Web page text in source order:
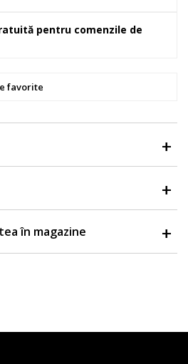
pentru comenzile de
favorite
în magazine